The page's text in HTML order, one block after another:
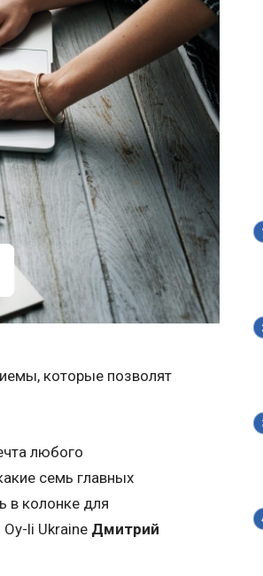
которые позволят
любого
семь главных
в колонке для
li Ukraine Дмитрий